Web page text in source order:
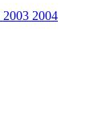
2003 2004